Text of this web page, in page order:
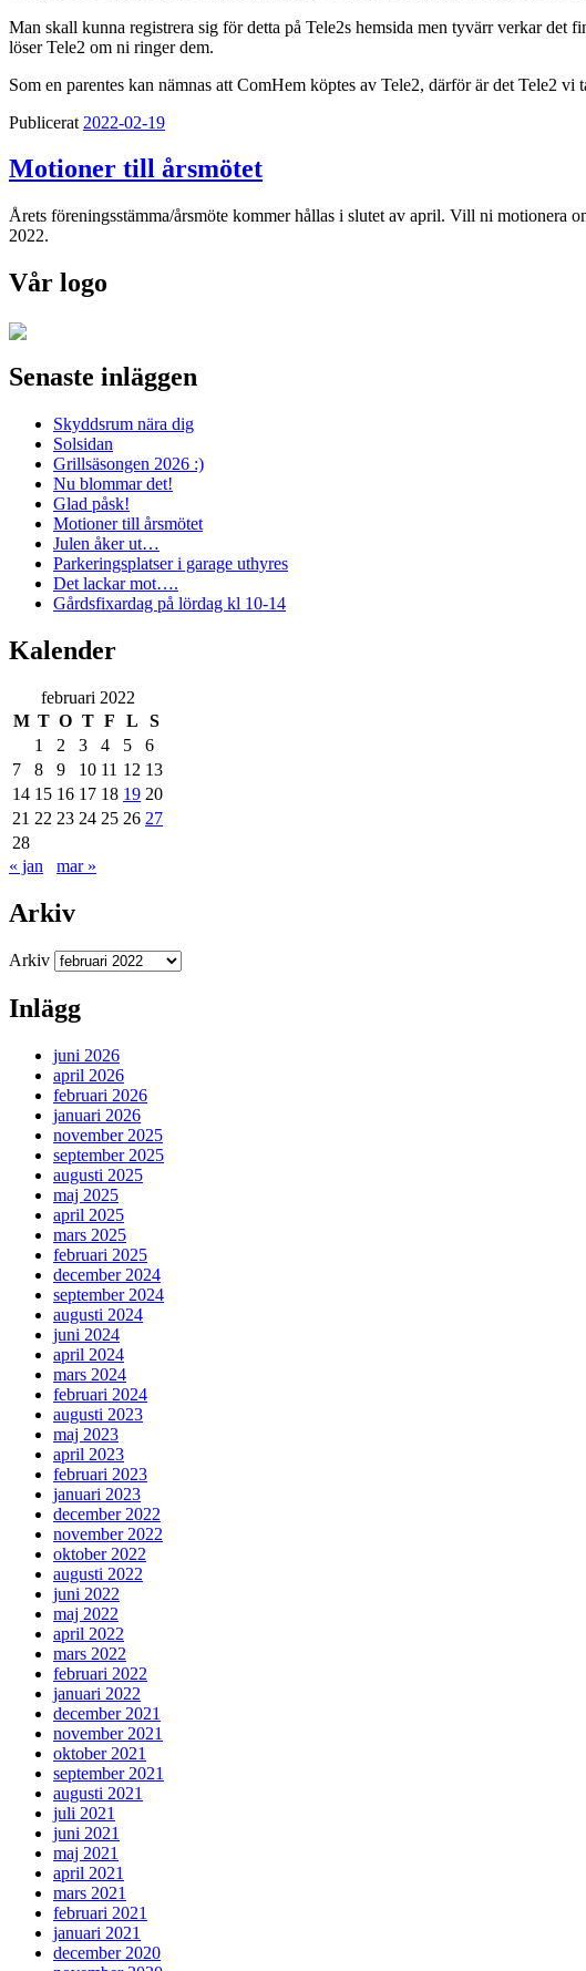
Man skall kunna registrera sig för detta på Tele2s hemsida men tyvärr verkar det
löser Tele2 om ni ringer dem.
Som en parentes kan nämnas att ComHem köptes av Tele2, därför är det Tele2 vi
Publicerat 2022-02-19
Motioner till årsmötet
Årets föreningsstämma/årsmöte kommer hållas i slutet av april. Vill ni motionera
2022.
Vår logo
Senaste inläggen
Skyddsrum nära dig
Solsidan
Grillsäsongen 2026 :)
Nu blommar det!
Glad påsk!
Motioner till årsmötet
Julen åker ut…
Parkeringsplatser i garage uthyres
Det lackar mot….
Gårdsfixardag på lördag kl 10-14
Kalender
februari 2022
M T O T F L
S
1
2 3 4 5
6
7
8 9 10 11 12 13
14 15 16 17 18 19 20
21 22 23 24 25 26 27
28
« jan
mar »
Arkiv
Arkiv
Inlägg
juni 2026
april 2026
februari 2026
januari 2026
november 2025
september 2025
augusti 2025
maj 2025
april 2025
mars 2025
februari 2025
december 2024
september 2024
augusti 2024
juni 2024
april 2024
mars 2024
februari 2024
augusti 2023
maj 2023
april 2023
februari 2023
januari 2023
december 2022
november 2022
oktober 2022
augusti 2022
juni 2022
maj 2022
april 2022
mars 2022
februari 2022
januari 2022
december 2021
november 2021
oktober 2021
september 2021
augusti 2021
juli 2021
juni 2021
maj 2021
april 2021
mars 2021
februari 2021
januari 2021
december 2020